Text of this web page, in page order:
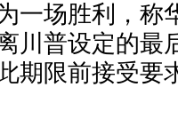
一场胜利，称
川普设定的最
限前接受要